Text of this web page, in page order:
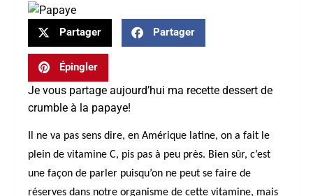
Partager Partager
Épingler
Je vous partage aujourd’hui ma recette dessert de
crumble à la papaye!
Il ne va pas sens dire, en Amérique latine, on a fait le
plein de vitamine C, pis pas à peu près. Bien sûr, c’est
une façon de parler puisqu’on ne peut se faire de
réserves dans notre organisme de cette vitamine, mais